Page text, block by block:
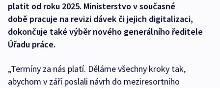
platit od roku 2025. Ministerstvo v současné
době pracuje na revizi dávek či jejich digitalizaci,
dokončuje také výběr nového generálního ředitele
Úřadu práce.
„Termíny za nás platí. Děláme všechny kroky tak,
abychom v září poslali návrh do meziresortního